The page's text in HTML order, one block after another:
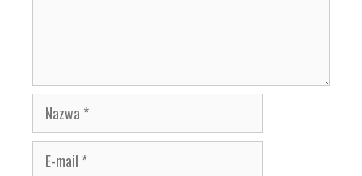
Nazwa
E-